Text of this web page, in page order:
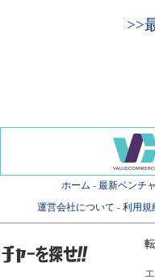
>>
ホーム - 最新ベンチ
運営会社について - 利用規